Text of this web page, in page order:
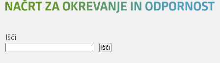
Išči
Išči